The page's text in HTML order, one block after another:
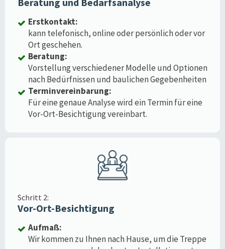
Erstkontakt:
kann telefonisch, online oder persönlich oder vor
Ort geschehen.
Beratung:
Vorstellung verschiedener Modelle und Optionen
nach Bedürfnissen und baulichen Gegebenheiten
Terminvereinbarung:
Für eine genaue Analyse wird ein Termin für eine
Vor-Ort-Besichtigung vereinbart.
Schritt 2:
Vor-Ort-Besichtigung
Aufmaß:
Wir kommen zu Ihnen nach Hause, um die Treppe